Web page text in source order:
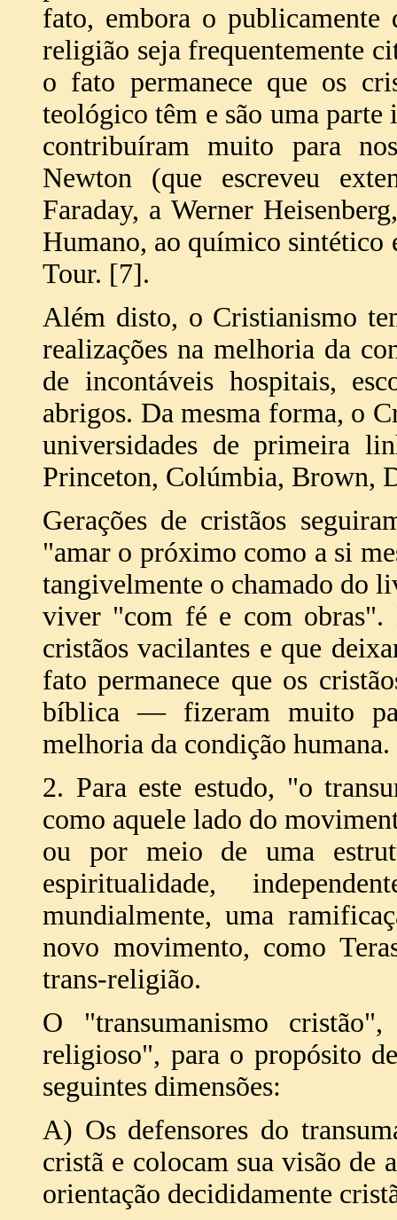
fato, embora o publicamente
religião seja frequentemente
o fato permanece que os
teológico têm e são uma
contribuíram muito para
Newton (que escreveu
Faraday, a Werner
Humano, ao químico sintético
Tour. [7].
Além disto, o Cristianismo
realizações na melhoria da
de incontáveis hospitais,
abrigos. Da mesma forma, o
universidades de primeira
Princeton, Colúmbia, Brown,
Gerações de cristãos
"amar o próximo como a si
tangivelmente o chamado do
viver "com fé e com obras".
cristãos vacilantes e que
fato permanece que os
bíblica — fizeram muito
melhoria da condição humana.
2. Para este estudo, "o
como aquele lado do
ou por meio de uma
espiritualidade,
mundialmente, uma
novo movimento, como
trans-religião.
O "transumanismo
religioso", para o propósito
seguintes dimensões:
A) Os defensores do
cristã e colocam sua visão de
orientação decididamente